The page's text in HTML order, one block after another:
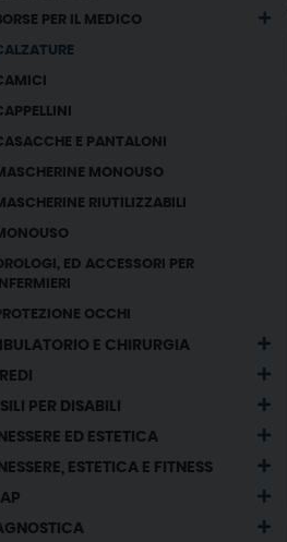
PER IL MEDICO
E PANTALONI
MONOUSO
RIUTILIZZABILI
ED ACCESSORI PER
INFERMIERI
OCCHI
E CHIRURGIA
PER DISABILI
ED ESTETICA
ESTETICA E FITNESS